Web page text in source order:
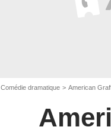
dramatique American